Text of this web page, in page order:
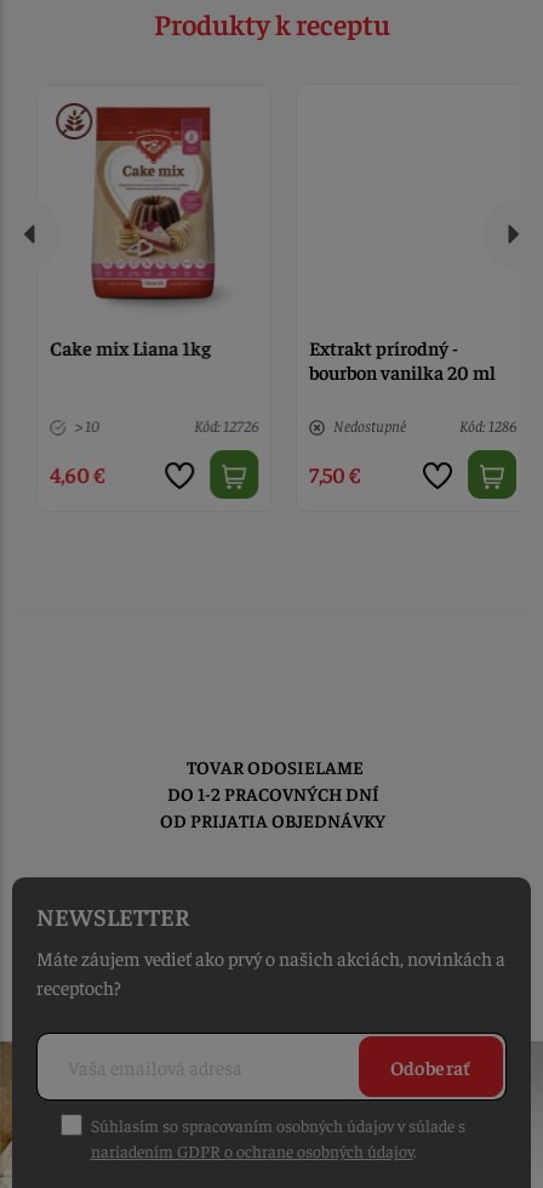
Produkty k receptu
Cake mix Liana 1kg
> 10 Kód: 12726
4,60 €
Extrakt prírodný -
bourbon vanilka 20 ml
Nedostupné Kód: 1286
7,50 €
TOVAR ODOSIELAME
DO 1-2 PRACOVNÝCH DNÍ
OD PRIJATIA OBJEDNÁVKY
NEWSLETTER
Máte záujem vedieť ako prvý o našich akciách, novinkách a
receptoch?
Odoberať
Súhlasím so spracovaním osobných údajov v súlade s
nariadením GDPR o ochrane osobných údajov.